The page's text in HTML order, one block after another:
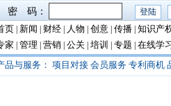
密 码：
页 新闻 财经 人物 创意 传播 知识产
家 管理 营销 公关 培训 专题 在线学
品与服务： 项目对接 会员服务 专利商机